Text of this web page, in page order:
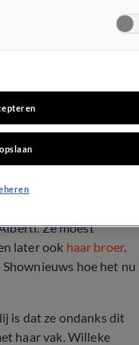
zich
Ze moest
later ook haar broer.
hoe het nu
is dat ze ondanks dit
haar vak. Willeke